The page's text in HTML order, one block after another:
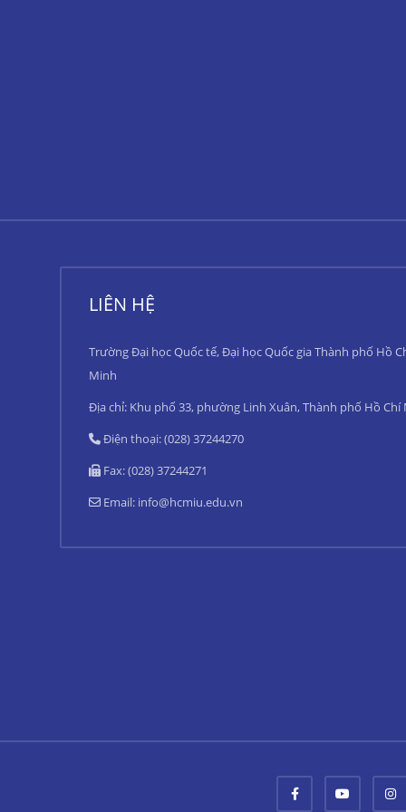
LIÊN HỆ
Trường Đại học Quốc tế, Đại học Quốc gia Thành phố Hồ
Minh
Địa chỉ: Khu phố 33, phường Linh Xuân, Thành phố Hồ Chí
Điện thoại: (028) 37244270
Fax: (028) 37244271
Email: info@hcmiu.edu.vn